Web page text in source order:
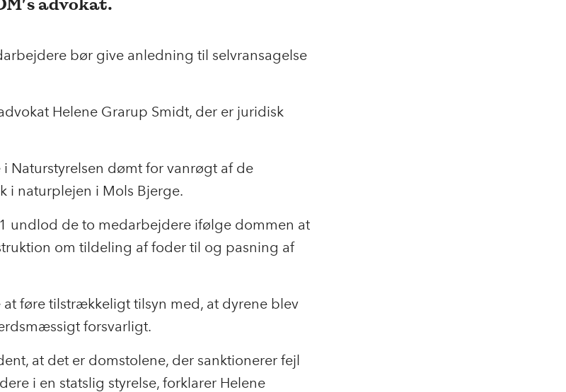
bør give anledning til selvransagelse
Helene Grarup Smidt, der er juridisk
i Naturstyrelsen dømt for vanrøgt af de
i naturplejen i Mols Bjerge.
undlod de to medarbejdere ifølge dommen at
om tildeling af foder til og pasning af
føre tilstrækkeligt tilsyn med, at dyrene blev
forsvarligt.
at det er domstolene, der sanktionerer fejl
i en statslig styrelse, forklarer Helene